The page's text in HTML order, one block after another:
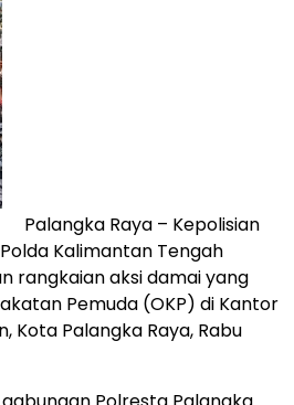
Palangka Raya – Kepolisian
Kalimantan Tengah
rangkaian aksi damai yang
Pemuda (OKP) di Kantor
Kota Palangka Raya, Rabu